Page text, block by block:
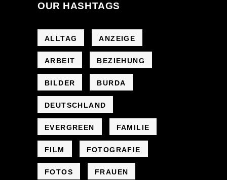
OUR HASHTAGS
ALLTAG ANZEIGE
ARBEIT BEZIEHUNG
BILDER BURDA
DEUTSCHLAND
EVERGREEN FAMILIE
FILM FOTOGRAFIE
FOTOS FRAUEN